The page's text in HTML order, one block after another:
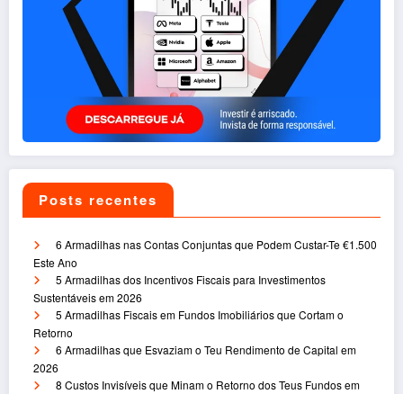
Posts recentes
6 Armadilhas nas Contas Conjuntas que Podem Custar-Te €1.500
Este Ano
5 Armadilhas dos Incentivos Fiscais para Investimentos
Sustentáveis em 2026
5 Armadilhas Fiscais em Fundos Imobiliários que Cortam o
Retorno
6 Armadilhas que Esvaziam o Teu Rendimento de Capital em
2026
8 Custos Invisíveis que Minam o Retorno dos Teus Fundos em